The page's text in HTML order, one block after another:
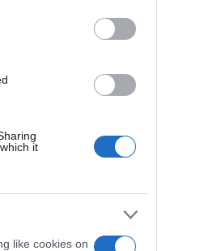
it
like cookies on